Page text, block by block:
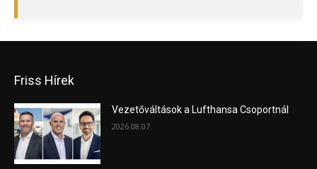
Friss Hírek
Vezetőváltások a Lufthansa Csoportnál
2026.08.07.